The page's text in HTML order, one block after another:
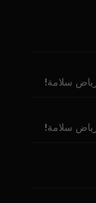
رياض سلامة!
رياض سلامة!